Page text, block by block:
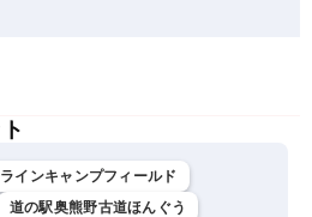
インキャンプフィールド
道の駅奥熊野古道ほんぐう